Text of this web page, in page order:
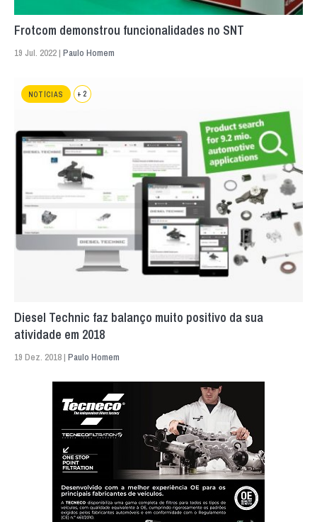
Frotcom demonstrou funcionalidades no SNT
19 Jul. 2022 | Paulo Homem
NOTÍCIAS + 2
Diesel Technic faz balanço muito positivo da sua
atividade em 2018
19 Dez. 2018 | Paulo Homem